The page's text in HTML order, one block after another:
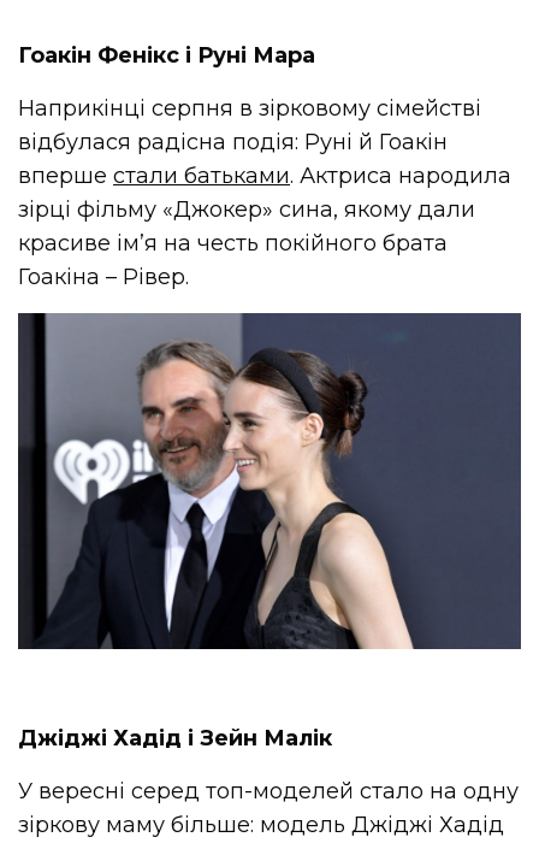
Гоакін Фенікс і Руні Мара
Наприкінці серпня в зірковому сімействі
відбулася радісна подія: Руні й Гоакін
впершестали батьками. Актриса народила
зірці фільму «Джокер» сина, якому дали
красиве ім’я на честь покійного брата
Гоакіна – Рівер.
Джіджі Хадід і Зейн Малік
У вересні серед топ-моделей стало на одну
зіркову маму більше: модель Джіджі Хадід